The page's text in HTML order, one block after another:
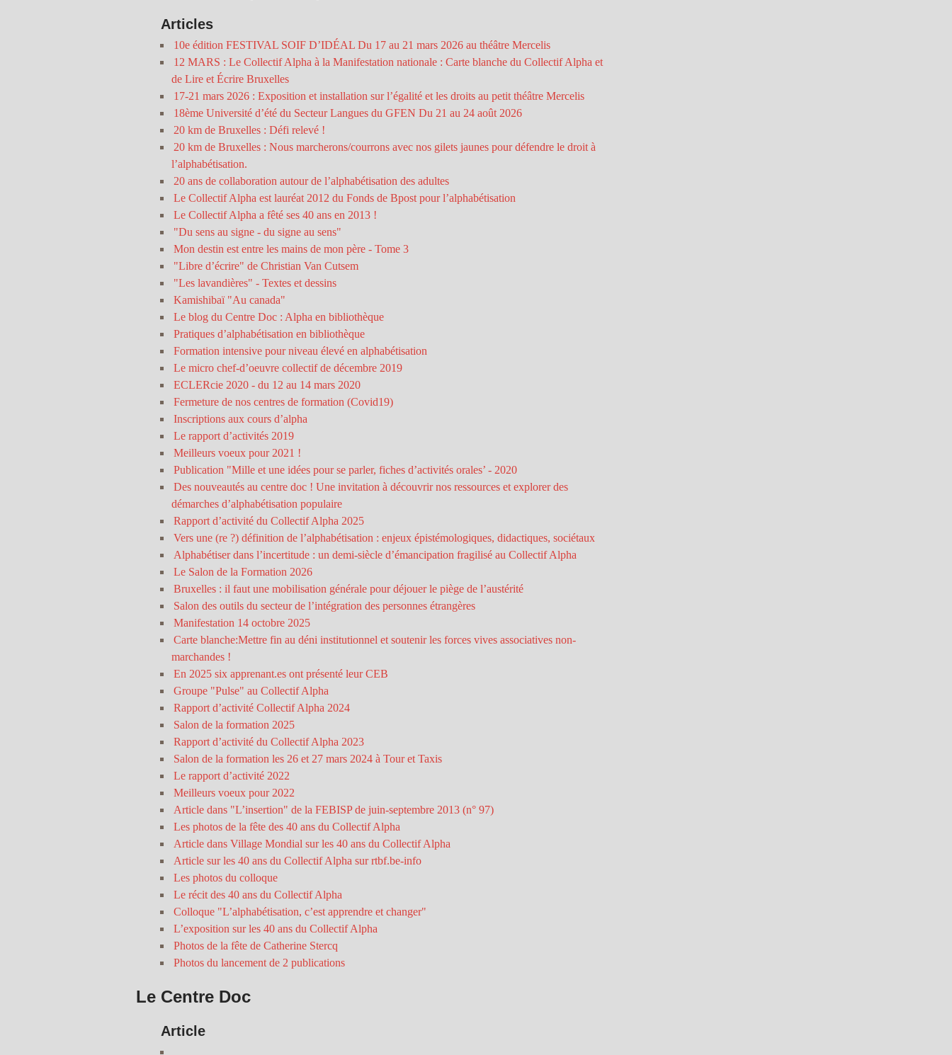
Articles
10e édition FESTIVAL SOIF D’IDÉAL Du 17 au 21 mars 2026 au théâtre Mercelis
12 MARS : Le Collectif Alpha à la Manifestation nationale : Carte blanche du Collectif Alpha et
de Lire et Écrire Bruxelles
17-21 mars 2026 : Exposition et installation sur l’égalité et les droits au petit théâtre Mercelis
18ème Université d’été du Secteur Langues du GFEN Du 21 au 24 août 2026
20 km de Bruxelles : Défi relevé !
20 km de Bruxelles : Nous marcherons/courrons avec nos gilets jaunes pour défendre le droit à
l’alphabétisation.
20 ans de collaboration autour de l’alphabétisation des adultes
Le Collectif Alpha est lauréat 2012 du Fonds de Bpost pour l’alphabétisation
Le Collectif Alpha a fêté ses 40 ans en 2013 !
"Du sens au signe - du signe au sens"
Mon destin est entre les mains de mon père - Tome 3
"Libre d’écrire" de Christian Van Cutsem
"Les lavandières" - Textes et dessins
Kamishibaï "Au canada"
Le blog du Centre Doc : Alpha en bibliothèque
Pratiques d’alphabétisation en bibliothèque
Formation intensive pour niveau élevé en alphabétisation
Le micro chef-d’oeuvre collectif de décembre 2019
ECLERcie 2020 - du 12 au 14 mars 2020
Fermeture de nos centres de formation (Covid19)
Inscriptions aux cours d’alpha
Le rapport d’activités 2019
Meilleurs voeux pour 2021 !
Publication "Mille et une idées pour se parler, fiches d’activités orales’ - 2020
Des nouveautés au centre doc ! Une invitation à découvrir nos ressources et explorer des
démarches d’alphabétisation populaire
Rapport d’activité du Collectif Alpha 2025
Vers une (re ?) définition de l’alphabétisation : enjeux épistémologiques, didactiques, sociétaux
Alphabétiser dans l’incertitude : un demi-siècle d’émancipation fragilisé au Collectif Alpha
Le Salon de la Formation 2026
Bruxelles : il faut une mobilisation générale pour déjouer le piège de l’austérité
Salon des outils du secteur de l’intégration des personnes étrangères
Manifestation 14 octobre 2025
Carte blanche:Mettre fin au déni institutionnel et soutenir les forces vives associatives non-
marchandes !
En 2025 six apprenant.es ont présenté leur CEB
Groupe "Pulse" au Collectif Alpha
Rapport d’activité Collectif Alpha 2024
Salon de la formation 2025
Rapport d’activité du Collectif Alpha 2023
Salon de la formation les 26 et 27 mars 2024 à Tour et Taxis
Le rapport d’activité 2022
Meilleurs voeux pour 2022
Article dans "L’insertion" de la FEBISP de juin-septembre 2013 (n° 97)
Les photos de la fête des 40 ans du Collectif Alpha
Article dans Village Mondial sur les 40 ans du Collectif Alpha
Article sur les 40 ans du Collectif Alpha sur rtbf.be-info
Les photos du colloque
Le récit des 40 ans du Collectif Alpha
Colloque "L’alphabétisation, c’est apprendre et changer"
L’exposition sur les 40 ans du Collectif Alpha
Photos de la fête de Catherine Stercq
Photos du lancement de 2 publications
Le Centre Doc
Article